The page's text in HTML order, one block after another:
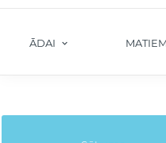
ĀDAI MATIEM